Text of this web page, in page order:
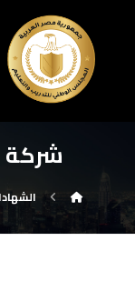
شركة